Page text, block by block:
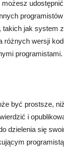
jak system
różnych wersji
programistami.
być prostsze,
i
dzielenia się